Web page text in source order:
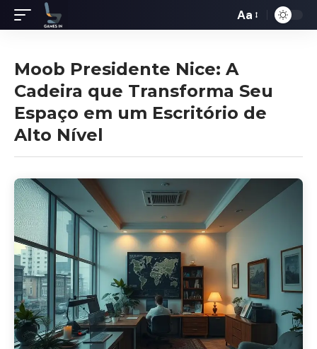
Aa
Moob Presidente Nice: A
Cadeira que Transforma Seu
Espaço em um Escritório de
Alto Nível